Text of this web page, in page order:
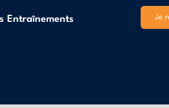
Entraînements Je